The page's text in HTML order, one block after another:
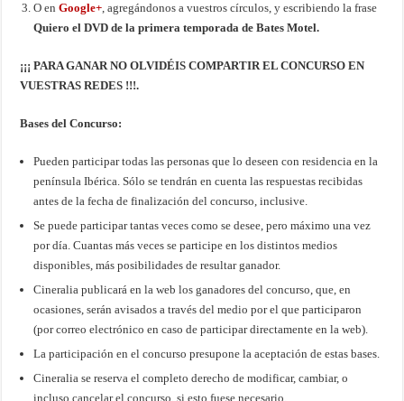
O enGoogle+, agregándonos a vuestros círculos, y escribiendo la frase
Quiero el DVD de la primera temporada de Bates Motel.
¡¡¡ PARA GANAR NO OLVIDÉIS COMPARTIR EL CONCURSO EN
VUESTRAS REDES !!!.
Bases del Concurso:
Pueden participar todas las personas que lo deseen con residencia en la
península Ibérica. Sólo se tendrán en cuenta las respuestas recibidas
antes de la fecha de finalización del concurso, inclusive.
Se puede participar tantas veces como se desee, pero máximo una vez
por día. Cuantas más veces se participe en los distintos medios
disponibles, más posibilidades de resultar ganador.
Cineralia publicará en la web los ganadores del concurso, que, en
ocasiones, serán avisados a través del medio por el que participaron
(por correo electrónico en caso de participar directamente en la web).
La participación en el concurso presupone la aceptación de estas bases.
Cineralia se reserva el completo derecho de modificar, cambiar, o
incluso cancelar el concurso, si esto fuese necesario.